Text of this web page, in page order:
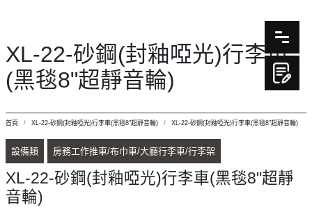
XL-22-砂鋼(封釉啞光)行李車
(黑毯8"超靜音輪)
首頁 XL-22-砂鋼(封釉啞光)行李車(黑毯8"超靜音輪) XL-22-砂鋼(封釉啞光)行李車(黑毯8"超靜音輪)
設備類 房務工作推車/布巾車/大廳行李車/行李架
XL-22-砂鋼(封釉啞光)行李車(黑毯8"超靜
音輪)